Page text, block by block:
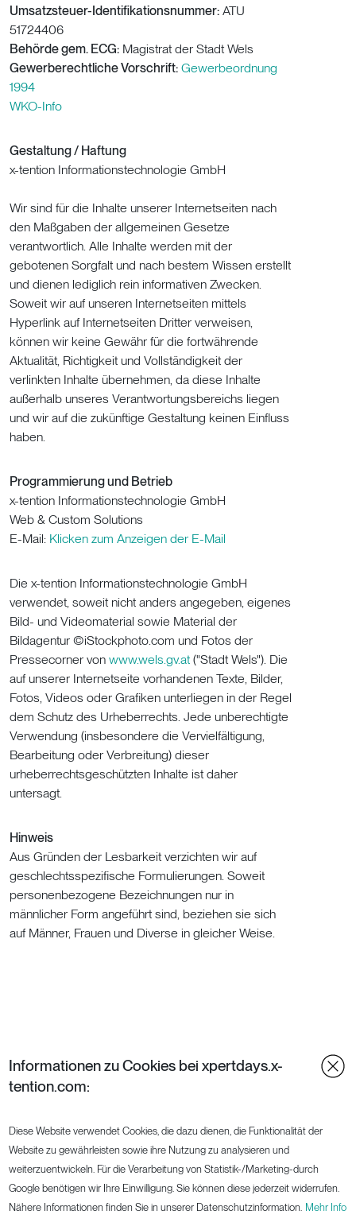
Informationen zu Cookies bei xpertdays.x-
tention.com:
Diese Website verwendet Cookies, die dazu dienen, die Funktionalität der
Website zu gewährleisten sowie ihre Nutzung zu analysieren und
weiterzuentwickeln. Für die Verarbeitung von Statistik-/Marketing-durch
Google benötigen wir Ihre Einwilligung. Sie können diese jederzeit widerrufen.
Nähere Informationen finden Sie in unserer Datenschutzinformation. Mehr Info
Umsatzsteuer-Identifikationsnummer: ATU
51724406
Behörde gem. ECG: Magistrat der Stadt Wels
Gewerberechtliche Vorschrift: Gewerbeordnung
1994
WKO-Info
Gestaltung / Haftung
x-tention Informationstechnologie GmbH
Wir sind für die Inhalte unserer Internetseiten nach
den Maßgaben der allgemeinen Gesetze
verantwortlich. Alle Inhalte werden mit der
gebotenen Sorgfalt und nach bestem Wissen erstellt
und dienen lediglich rein informativen Zwecken.
Soweit wir auf unseren Internetseiten mittels
Hyperlink auf Internetseiten Dritter verweisen,
können wir keine Gewähr für die fortwährende
Aktualität, Richtigkeit und Vollständigkeit der
verlinkten Inhalte übernehmen, da diese Inhalte
außerhalb unseres Verantwortungsbereichs liegen
und wir auf die zukünftige Gestaltung keinen Einfluss
haben.
Programmierung und Betrieb
x-tention Informationstechnologie GmbH
Web & Custom Solutions
E-Mail: Klicken zum Anzeigen der E-Mail
Die x-tention Informationstechnologie GmbH
verwendet, soweit nicht anders angegeben, eigenes
Bild- und Videomaterial sowie Material der
Bildagentur ©iStockphoto.com und Fotos der
Pressecorner von www.wels.gv.at ("Stadt Wels"). Die
auf unserer Internetseite vorhandenen Texte, Bilder,
Fotos, Videos oder Grafiken unterliegen in der Regel
dem Schutz des Urheberrechts. Jede unberechtigte
Verwendung (insbesondere die Vervielfältigung,
Bearbeitung oder Verbreitung) dieser
urheberrechtsgeschützten Inhalte ist daher
untersagt.
Hinweis
Aus Gründen der Lesbarkeit verzichten wir auf
geschlechtsspezifische Formulierungen. Soweit
personenbezogene Bezeichnungen nur in
männlicher Form angeführt sind, beziehen sie sich
auf Männer, Frauen und Diverse in gleicher Weise.